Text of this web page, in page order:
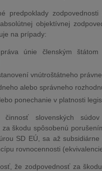
predpoklady
objektívnej
na prípady:
únie členským
vnútroštátneho
alebo správneho
ponechanie v platnosti
činnosť slovenských
za škodu spôsobenú
SD EÚ, sa až
rovnocennosti
že zodpovednosť za